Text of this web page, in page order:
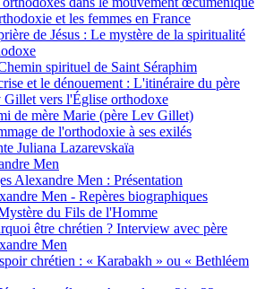
et les femmes en France
de Jésus : Le mystère de la spiritualité
spirituel de Saint Séraphim
et le dénouement : L'itinéraire du père
Gillet vers l'Église orthodoxe
de mère Marie (père Lev Gillet)
de l'orthodoxie à ses exilés
Juliana Lazarevskaïa
Men
Alexandre Men : Présentation
Men - Repères biographiques
du Fils de l'Homme
être chrétien ? Interview avec père
Men
chrétien : « Karabakh » ou « Bethléem